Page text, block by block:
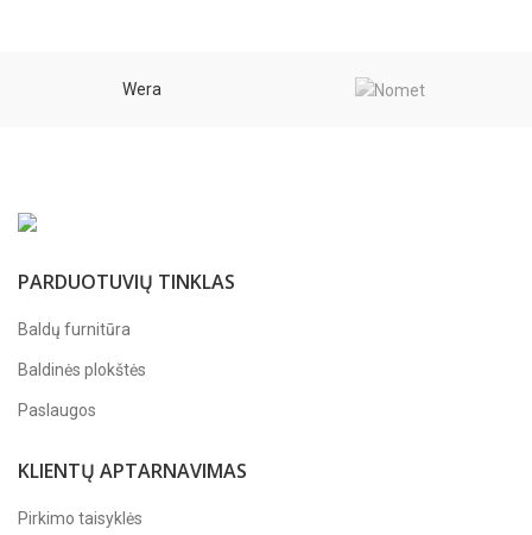
Wera
PARDUOTUVIŲ TINKLAS
Baldų furnitūra
Baldinės plokštės
Paslaugos
KLIENTŲ APTARNAVIMAS
Pirkimo taisyklės